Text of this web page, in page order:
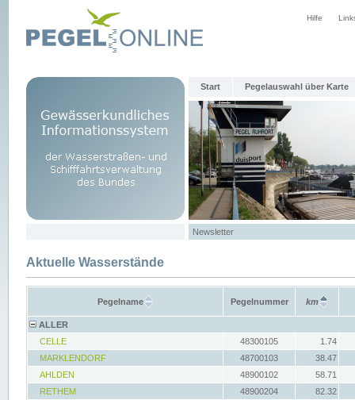
Hilfe
Start Pegelauswahl über Karte
Newsletter
Aktuelle Wasserstände
Pegelname Pegelnummer km
ALLER
CELLE
48300105
1.74
MARKLENDORF
48700103
38.47
AHLDEN
48900102
58.71
RETHEM
48900204
82.32